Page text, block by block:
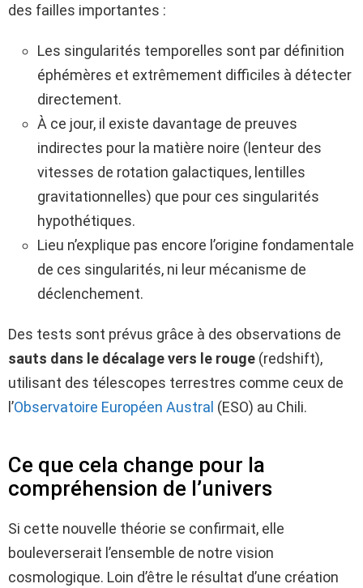
des failles importantes :
Les singularités temporelles sont par définition
éphémères et extrêmement difficiles à détecter
directement.
À ce jour, il existe davantage de preuves
indirectes pour la matière noire (lenteur des
vitesses de rotation galactiques, lentilles
gravitationnelles) que pour ces singularités
hypothétiques.
Lieu n’explique pas encore l’origine fondamentale
de ces singularités, ni leur mécanisme de
déclenchement.
Des tests sont prévus grâce à des observations de
sauts dans le décalage vers le rouge (redshift),
utilisant des télescopes terrestres comme ceux de
l’Observatoire Européen Austral (ESO) au Chili.
Ce que cela change pour la
compréhension de l’univers
Si cette nouvelle théorie se confirmait, elle
bouleverserait l’ensemble de notre vision
cosmologique. Loin d’être le résultat d’une création